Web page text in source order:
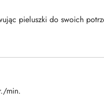
pieluszki do swoich
min.